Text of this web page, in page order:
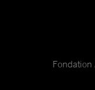
Fondation